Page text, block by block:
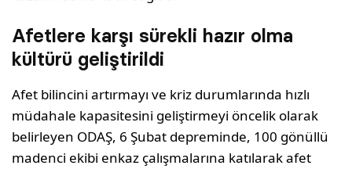
Afetlere karşı sürekli hazır olma
kültürü geliştirildi
Afet bilincini artırmayı ve kriz durumlarında hızlı
müdahale kapasitesini geliştirmeyi öncelik olarak
belirleyen ODAŞ, 6 Şubat depreminde, 100 gönüllü
madenci ekibi enkaz çalışmalarına katılarak afet